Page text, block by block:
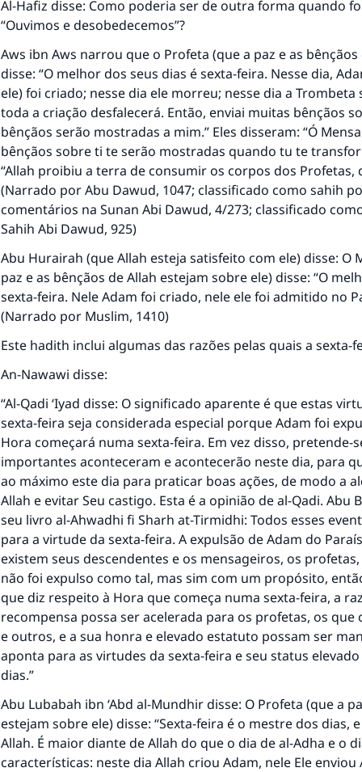
Al-Hafiz disse: Como poderia ser de outra forma quando
“Ouvimos e desobedecemos”?
Aws ibn Aws narrou que o Profeta (que a paz e as
disse: “O melhor dos seus dias é sexta-feira. Nesse dia,
ele) foi criado; nesse dia ele morreu; nesse dia a Trombeta
toda a criação desfalecerá. Então, enviai muitas bênçãos
bênçãos serão mostradas a mim.” Eles disseram: “Ó
bênçãos sobre ti te serão mostradas quando tu te
“Allah proibiu a terra de consumir os corpos dos Profetas,
(Narrado por Abu Dawud, 1047; classificado como sahih
comentários na Sunan Abi Dawud, 4/273; classificado
Sahih Abi Dawud, 925)
Abu Hurairah (que Allah esteja satisfeito com ele) disse: O
paz e as bênçãos de Allah estejam sobre ele) disse: “O
sexta-feira. Nele Adam foi criado, nele ele foi admitido no
(Narrado por Muslim, 1410)
Este hadith inclui algumas das razões pelas quais a sexta-
An-Nawawi disse:
“Al-Qadi ‘Iyad disse: O significado aparente é que estas
sexta-feira seja considerada especial porque Adam foi
Hora começará numa sexta-feira. Em vez disso, pretende-
importantes aconteceram e acontecerão neste dia, para
ao máximo este dia para praticar boas ações, de modo a
Allah e evitar Seu castigo. Esta é a opinião de al-Qadi. Abu
seu livro al-Ahwadhi fi Sharh at-Tirmidhi: Todos esses
para a virtude da sexta-feira. A expulsão de Adam do
existem seus descendentes e os mensageiros, os
não foi expulso como tal, mas sim com um propósito,
que diz respeito à Hora que começa numa sexta-feira, a
recompensa possa ser acelerada para os profetas, os que
e outros, e a sua honra e elevado estatuto possam ser
aponta para as virtudes da sexta-feira e seu status
dias.”
Abu Lubabah ibn ‘Abd al-Mundhir disse: O Profeta (que a
estejam sobre ele) disse: “Sexta-feira é o mestre dos dias,
Allah. É maior diante de Allah do que o dia de al-Adha e o
características: neste dia Allah criou Adam, nele Ele
A resposta n° 110845 salvou
Ajude-nos a responder à
O Profeta ﷺ disse,
"Quem quer que incentive outros a fazer o
mesma recompensa que aqueles que
(MUSLIM, 1893)
CONTRIBUIR